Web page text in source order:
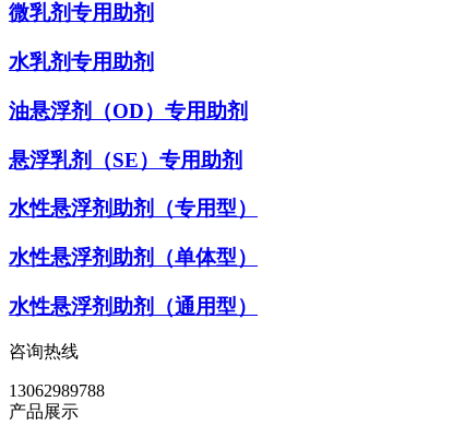
微乳剂专用助剂
水乳剂专用助剂
油悬浮剂（OD）专用助剂
悬浮乳剂（SE）专用助剂
水性悬浮剂助剂（专用型）
水性悬浮剂助剂（单体型）
水性悬浮剂助剂（通用型）
咨询热线
13062989788
产品展示